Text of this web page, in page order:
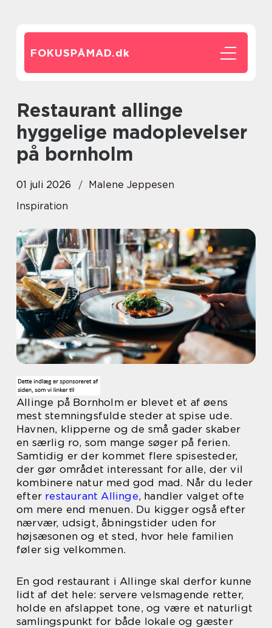
FOKUSPÅMAD.dk
Restaurant allinge
hyggelige madoplevelser
på bornholm
01 juli 2026
Malene Jeppesen
Inspiration
Allinge på Bornholm er blevet et af øens
mest stemningsfulde steder at spise ude.
Havnen, klipperne og de små gader skaber
en særlig ro, som mange søger på ferien.
Samtidig er der kommet flere spisesteder,
der gør området interessant for alle, der vil
kombinere natur med god mad. Når du leder
efter restaurant Allinge, handler valget ofte
om mere end menuen. Du kigger også efter
nærvær, udsigt, åbningstider uden for
højsæsonen og et sted, hvor hele familien
føler sig velkommen.
En god restaurant i Allinge skal derfor kunne
lidt af det hele: servere velsmagende retter,
holde en afslappet tone, og være et naturligt
samlingspunkt for både lokale og gæster